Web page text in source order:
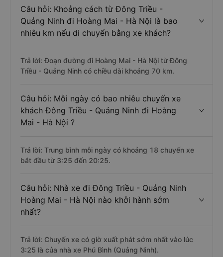
Câu hỏi: Khoảng cách từ Đông Triều -
Quảng Ninh đi Hoàng Mai - Hà Nội là bao
nhiêu km nếu di chuyển bằng xe khách?
Trả lời: Đoạn đường đi Hoàng Mai - Hà Nội từ Đông
Triều - Quảng Ninh có chiều dài khoảng 70 km.
Câu hỏi: Mỗi ngày có bao nhiêu chuyến xe
khách Đông Triều - Quảng Ninh đi Hoàng
Mai - Hà Nội ?
Trả lời: Trung bình mỗi ngày có khoảng 18 chuyến xe
bắt đầu từ 3:25 đến 20:25.
Câu hỏi: Nhà xe đi Đông Triều - Quảng Ninh
Hoàng Mai - Hà Nội nào khởi hành sớm
nhất?
Trả lời: Chuyến xe có giờ xuất phát sớm nhất vào lúc
3:25 là của nhà xe Phú Bình (Quảng Ninh).